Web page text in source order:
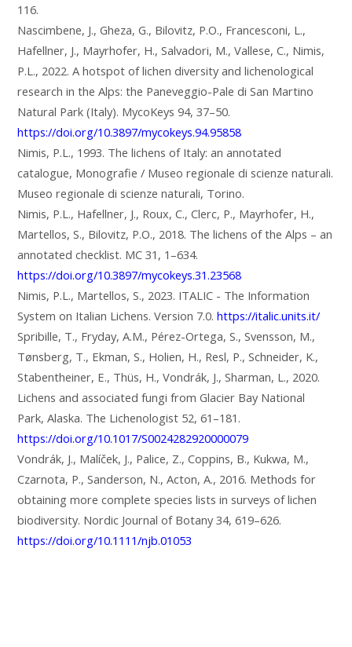
116.
Nascimbene, J., Gheza, G., Bilovitz, P.O., Francesconi, L.,
Hafellner, J., Mayrhofer, H., Salvadori, M., Vallese, C., Nimis,
P.L., 2022. A hotspot of lichen diversity and lichenological
research in the Alps: the Paneveggio-Pale di San Martino
Natural Park (Italy). MycoKeys 94, 37–50.
https://doi.org/10.3897/mycokeys.94.95858
Nimis, P.L., 1993. The lichens of Italy: an annotated
catalogue, Monografie / Museo regionale di scienze naturali.
Museo regionale di scienze naturali, Torino.
Nimis, P.L., Hafellner, J., Roux, C., Clerc, P., Mayrhofer, H.,
Martellos, S., Bilovitz, P.O., 2018. The lichens of the Alps – an
annotated checklist. MC 31, 1–634.
https://doi.org/10.3897/mycokeys.31.23568
Nimis, P.L., Martellos, S., 2023. ITALIC - The Information
System on Italian Lichens. Version 7.0.https://italic.units.it/
Spribille, T., Fryday, A.M., Pérez-Ortega, S., Svensson, M.,
Tønsberg, T., Ekman, S., Holien, H., Resl, P., Schneider, K.,
Stabentheiner, E., Thüs, H., Vondrák, J., Sharman, L., 2020.
Lichens and associated fungi from Glacier Bay National
Park, Alaska. The Lichenologist 52, 61–181.
https://doi.org/10.1017/S0024282920000079
Vondrák, J., Malíček, J., Palice, Z., Coppins, B., Kukwa, M.,
Czarnota, P., Sanderson, N., Acton, A., 2016. Methods for
obtaining more complete species lists in surveys of lichen
biodiversity. Nordic Journal of Botany 34, 619–626.
https://doi.org/10.1111/njb.01053